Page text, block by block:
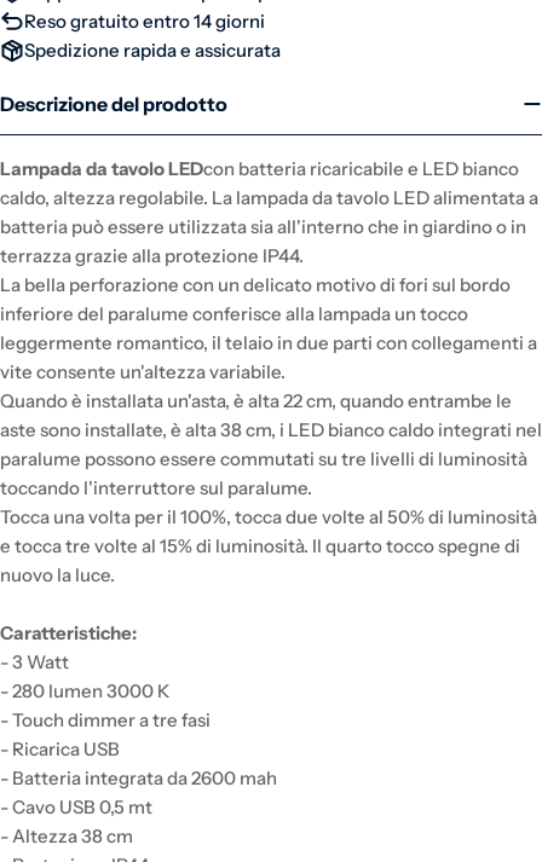
Reso gratuito entro 14 giorni
Spedizione rapida e assicurata
Descrizione del prodotto
Lampada da tavolo LEDcon batteria ricaricabile e LED bianco
caldo, altezza regolabile. La lampada da tavolo LED alimentata a
batteria può essere utilizzata sia all'interno che in giardino o in
terrazza grazie alla protezione IP44.
La bella perforazione con un delicato motivo di fori sul bordo
inferiore del paralume conferisce alla lampada un tocco
leggermente romantico, il telaio in due parti con collegamenti a
vite consente un'altezza variabile.
Quando è installata un'asta, è alta 22 cm, quando entrambe le
aste sono installate, è alta 38 cm, i LED bianco caldo integrati nel
paralume possono essere commutati su tre livelli di luminosità
toccando l'interruttore sul paralume.
Tocca una volta per il 100%, tocca due volte al 50% di luminosità
e tocca tre volte al 15% di luminosità. Il quarto tocco spegne di
nuovo la luce.
Caratteristiche:
- 3 Watt
- 280 lumen 3000 K
- Touch dimmer a tre fasi
- Ricarica USB
- Batteria integrata da 2600 mah
- Cavo USB 0,5 mt
- Altezza 38 cm